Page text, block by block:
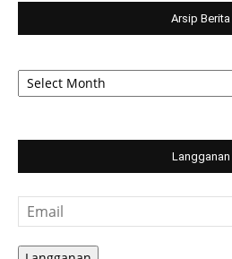
Arsip Berita
Arsip
Berita
Langganan
Email